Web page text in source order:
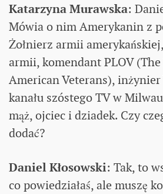
Katarzyna Murawska:
Mówia o nim Amerykanin z
Żołnierz armii
armii, komendant PLOV
American Veterans),
kanału szóstego TV w
mąż, ojciec i dziadek. Czy
dodać?
Daniel Kłosowski: Tak, to
co powiedziałaś, ale muszę